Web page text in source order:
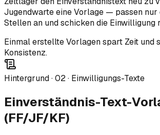
Jugendwarte eine Vorlage — passen
Stellen an und schicken die Einwilligung
Einmal erstellte Vorlagen spart Zeit und
Konsistenz.
Hintergrund ·02· Einwilligungs-Texte
Einverständnis-Text-
(FF/JF/KF)